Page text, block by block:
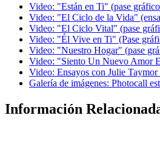
Video: "Están en Ti" (pase
Video: "El Ciclo de la Vida"
Video: "El Ciclo Vital" (pase
Video: "Él Vive en Ti" (Pase
Video: "Nuestro Hogar" (pase
Video: "Siento Un Nuevo Amor
Video: Ensayos con Julie
Galería de imágenes: Photocall
Información